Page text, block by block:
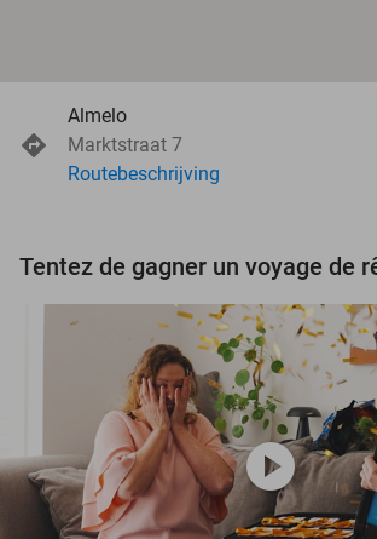
Almelo
Marktstraat 7
Routebeschrijving
play_circle